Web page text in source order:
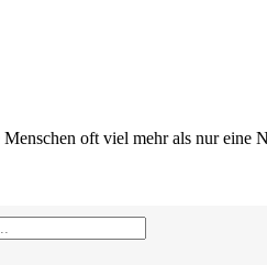
oft viel mehr als nur eine